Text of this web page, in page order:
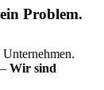
Problem.
Wir sind